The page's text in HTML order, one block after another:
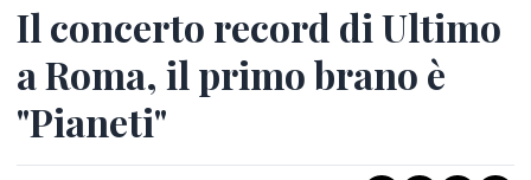
Il concerto record di Ultimo
a Roma, il primo brano è
"Pianeti"